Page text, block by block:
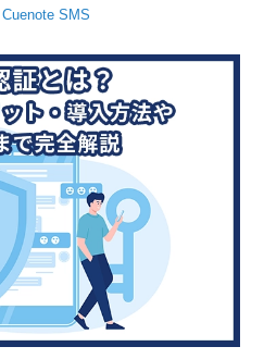
る
お問い合わせ
ライアル
大阪 06-6131-9960
〜18:00）
SMS